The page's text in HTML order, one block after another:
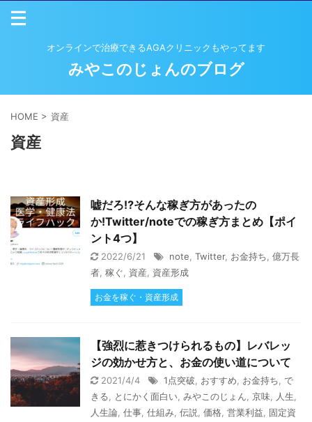
オンラインで治療できるAGAクリニックもやってます
みやこのじょんのブログ
HOME > 資産
資産
嘘だろ⁉そんな稼ぎ方があったの
か!Twitter/noteでの稼ぎ方まとめ【ポイ
ント4つ】
2022/6/21 note Twitter, お金持ち 億万長
者 稼ぐ 資産 資産形成
お金を稼ぐ・資産形成
【強烈に惹きつけられるもの】レバレッ
ジの効かせ方と、お金の使い道について
2021/4/4 1点突破 おすすめ お金持ち
で
きる
とにかく面白い みやこのじょん 京味 人生
人生論 仕事 仕組み 伝説 価格 営業利益
固定資